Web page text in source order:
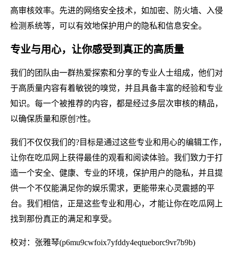
高审核效率。先进的网络安全技术，如加密、防火墙、入侵
检测系统等，可以有效地保护用户的隐私和信息安全。
专业与用心，让你感受到真正的高质量
我们的团队由一群热爱探索和分享的专业人士组成，他们对
于高质量内容有着敏锐的嗅觉，并且具备丰富的经验和专业
知识。每一个被推荐的内容，都是经过多层次审核的精品，
以确保质量和原创?性。
我们不仅仅我们的?目标是通过这些专业和用心的编辑工作，
让你在吃瓜网上获得最佳的观看和阅读体验。我们致力于打
造一个安全、健康、专业的环境，保护用户的隐私，并且提
供一个不仅能满足你的娱乐需求，更能带来心灵震撼的平
台。我们相信，正是这些专业和用心，才能让你在吃瓜网上
找到那份真正的满足和享受。
校对：张雅琴(p6mu9cwfoix7yfddy4eqtueborc9vr7b9b)